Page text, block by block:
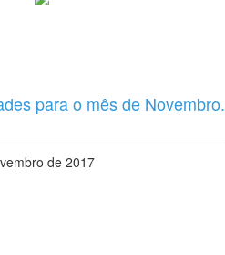
para o mês de Novembro.
de 2017